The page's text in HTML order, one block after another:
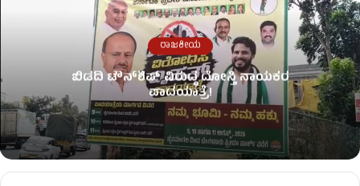
ರಾಜಕೀಯ
ಬಿಡದಿ ಟೌನ್‌ಶಿಪ್‌ ವಿರುದ್ಧ ದೋಸ್ತಿ ನಾಯಕರ
ಪಾದಯಾತ್ರೆ!